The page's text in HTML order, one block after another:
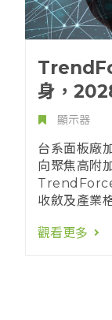
身，
電三大面
顯示器
台系面板廠
向聚焦高附
TrendForce
收斂及產業
占比將跌破
觀看更多